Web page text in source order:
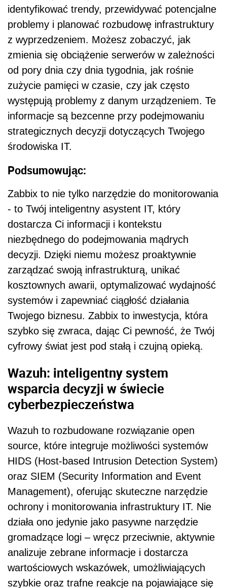
identyfikować trendy, przewidywać potencjalne
problemy i planować rozbudowę infrastruktury
z wyprzedzeniem. Możesz zobaczyć, jak
zmienia się obciążenie serwerów w zależności
od pory dnia czy dnia tygodnia, jak rośnie
zużycie pamięci w czasie, czy jak często
występują problemy z danym urządzeniem. Te
informacje są bezcenne przy podejmowaniu
strategicznych decyzji dotyczących Twojego
środowiska IT.
Podsumowując:
Zabbix to nie tylko narzędzie do monitorowania
- to Twój inteligentny asystent IT, który
dostarcza Ci informacji i kontekstu
niezbędnego do podejmowania mądrych
decyzji. Dzięki niemu możesz proaktywnie
zarządzać swoją infrastrukturą, unikać
kosztownych awarii, optymalizować wydajność
systemów i zapewniać ciągłość działania
Twojego biznesu. Zabbix to inwestycja, która
szybko się zwraca, dając Ci pewność, że Twój
cyfrowy świat jest pod stałą i czujną opieką.
Wazuh: inteligentny system
wsparcia decyzji w świecie
cyberbezpieczeństwa
Wazuh to rozbudowane rozwiązanie open
source, które integruje możliwości systemów
HIDS (Host-based Intrusion Detection System)
oraz SIEM (Security Information and Event
Management), oferując skuteczne narzędzie
ochrony i monitorowania infrastruktury IT. Nie
działa ono jedynie jako pasywne narzędzie
gromadzące logi – wręcz przeciwnie, aktywnie
analizuje zebrane informacje i dostarcza
wartościowych wskazówek, umożliwiających
szybkie oraz trafne reakcje na pojawiające się